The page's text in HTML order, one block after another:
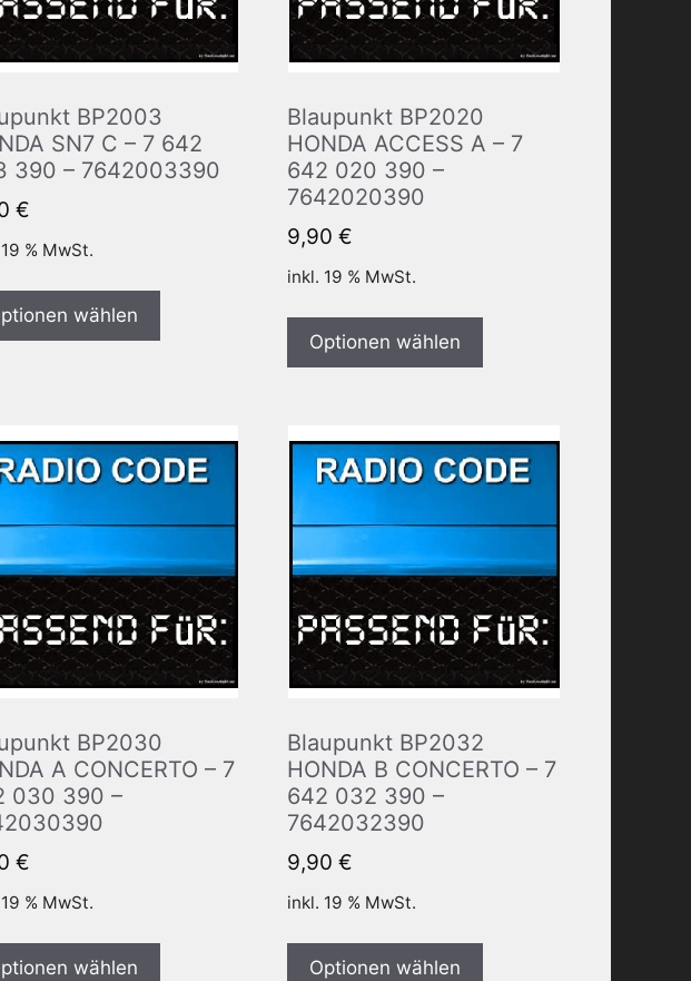
BP2003
SN7 C – 7 642
390 – 7642003390
€
% MwSt.
wählen
Blaupunkt BP2020
HONDA ACCESS A – 7
642 020 390 –
7642020390
9,90 €
inkl. 19 % MwSt.
Optionen wählen
BP2030
A CONCERTO – 7
030 390 –
€
% MwSt.
wählen
Blaupunkt BP2032
HONDA B CONCERTO – 7
642 032 390 –
7642032390
9,90 €
inkl. 19 % MwSt.
Optionen wählen